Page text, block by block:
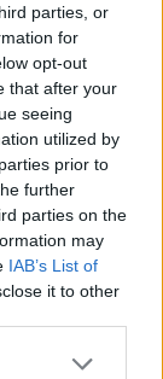
parties, or
for
opt-out
that after your
seeing
utilized by
prior to
further
parties on the
may
IAB’s List of
it to other